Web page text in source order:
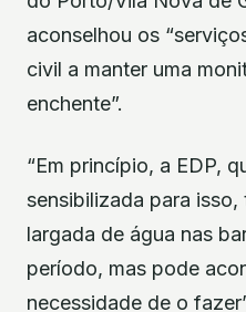
aconselhou os
civil a manter uma
enchente”.
“Em princípio, a EDP,
sensibilizada para
largada de água nas
período, mas pode
necessidade de o